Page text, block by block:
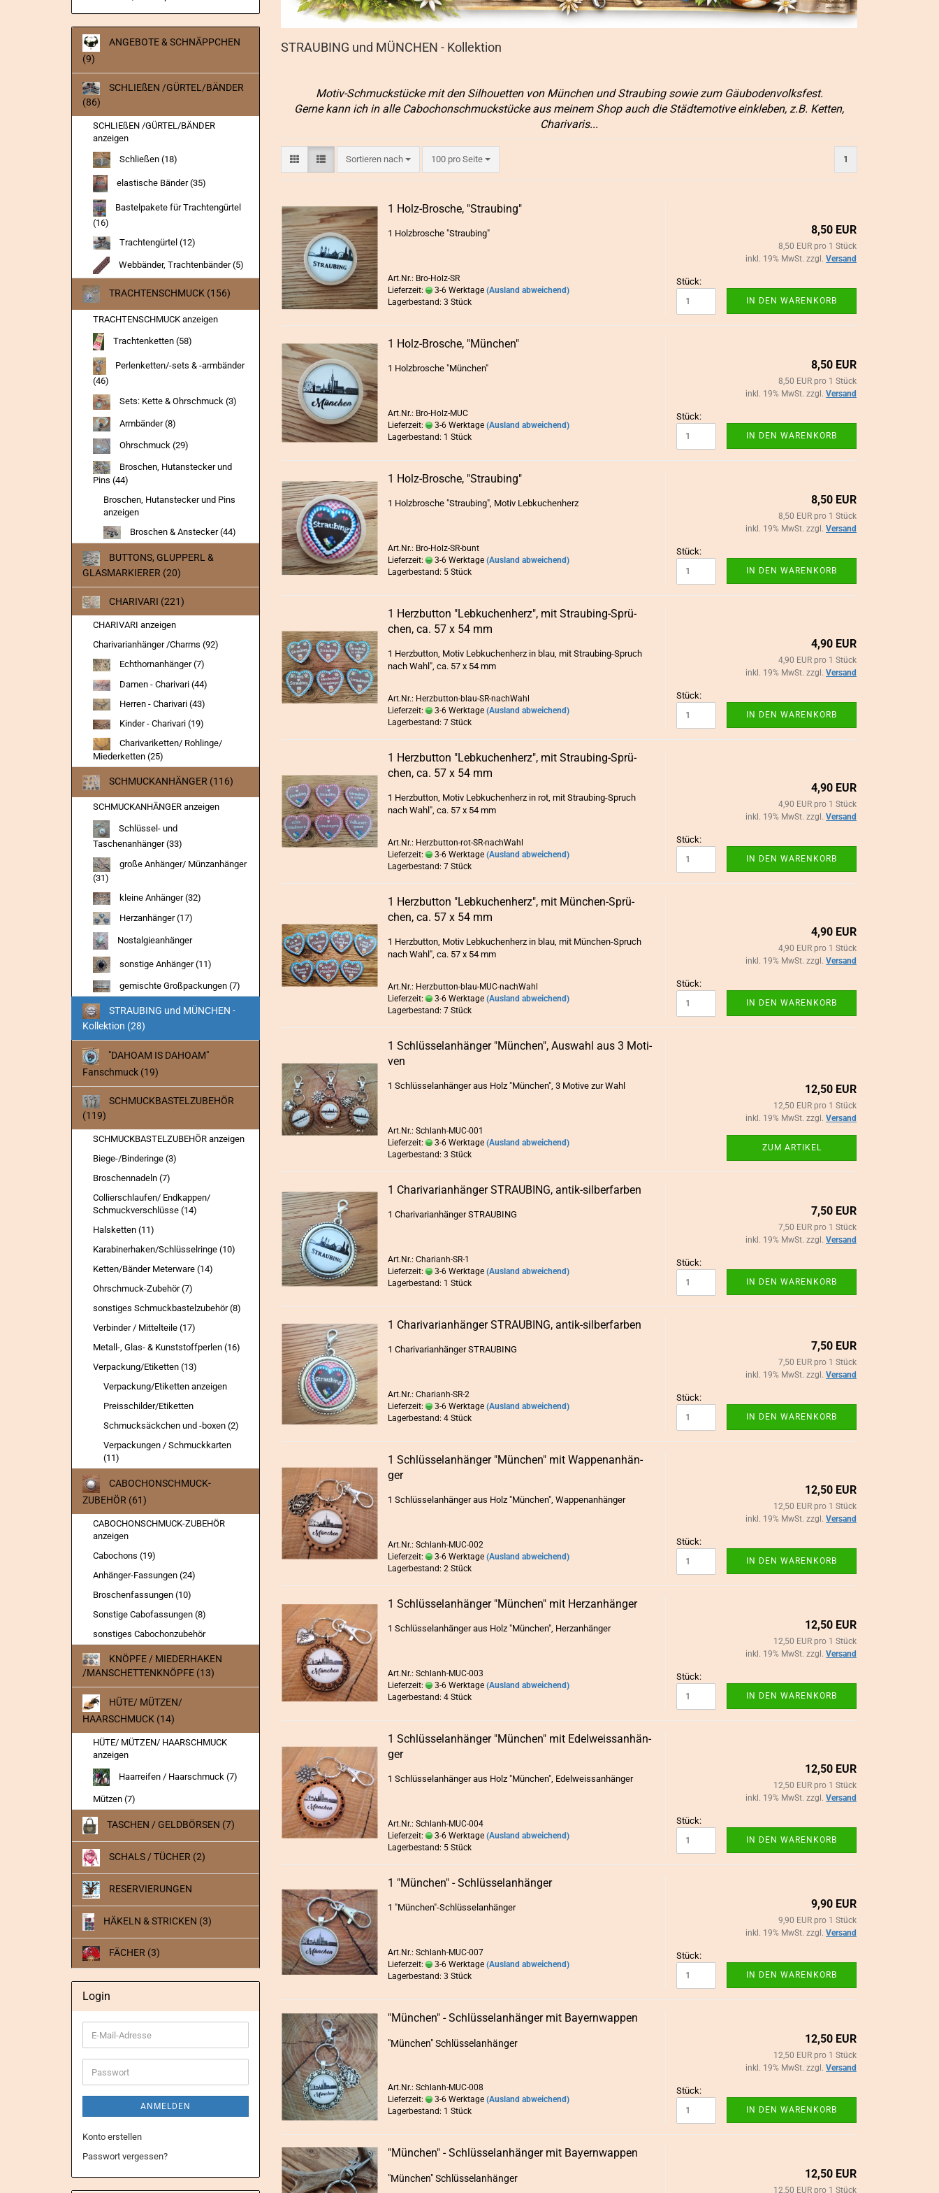
Broschennadeln
Collierschlaufen/ Endkappen/
Karabinerhaken/Schlüsselringe
Metall-, Glas- & Kunststoffperlen
Verpackung/Etiketten
HÜTE/ MÜTZEN/ HAARSCHMUCK
STRAUBING und MÜNCHEN - Kollektion
Motiv-Schmuckstücke mit den Silhouetten von München und Straubing sowie zum Gäubodenvolksfest.
Gerne kann ich in alle Cabochonschmuckstücke aus meinem Shop auch die Städtemotive einkleben, z.B. Ketten,
Charivaris...
Sortieren nach
Sortieren nach 100 pro Seite
pro Seite 1
1 Holz-​Bro­sche, "Strau­bing"
1 Holz­bro­sche "Strau­bing"
Art.Nr.: Bro-Holz-SR
Lieferzeit:
3-6 Werktage (Ausland abweichend)
Lagerbestand: 3 Stück
8,50 EUR
8,50 EUR pro 1 Stück
inkl. 19% MwSt. zzgl. Versand
Stück:
IN DEN WARENKORB
1 Holz-​Bro­sche, "Mün­chen"
1 Holz­bro­sche "Mün­chen"
Art.Nr.: Bro-Holz-MUC
Lieferzeit:
3-6 Werktage (Ausland abweichend)
Lagerbestand: 1 Stück
8,50 EUR
8,50 EUR pro 1 Stück
inkl. 19% MwSt. zzgl. Versand
Stück:
IN DEN WARENKORB
1 Holz-​Bro­sche, "Strau­bing"
1 Holz­bro­sche "Strau­bing", Motiv Leb­ku­chen­herz
Art.Nr.: Bro-Holz-SR-bunt
Lieferzeit:
3-6 Werktage (Ausland abweichend)
Lagerbestand: 5 Stück
8,50 EUR
8,50 EUR pro 1 Stück
inkl. 19% MwSt. zzgl. Versand
Stück:
IN DEN WARENKORB
1 Herz­but­ton "Leb­ku­chen­herz", mit Straubing-​​Sprü­
chen, ca. 57 x 54 mm
1 Herz­but­ton, Motiv Leb­ku­chen­herz in blau, mit Straubing-​Spruch
nach Wahl", ca. 57 x 54 mm
Art.Nr.: Herzbutton-blau-SR-nachWahl
Lieferzeit:
3-6 Werktage (Ausland abweichend)
Lagerbestand: 7 Stück
4,90 EUR
4,90 EUR pro 1 Stück
inkl. 19% MwSt. zzgl. Versand
Stück:
IN DEN WARENKORB
1 Herz­but­ton "Leb­ku­chen­herz", mit Straubing-​​Sprü­
chen, ca. 57 x 54 mm
1 Herz­but­ton, Motiv Leb­ku­chen­herz in rot, mit Straubing-​Spruch
nach Wahl", ca. 57 x 54 mm
Art.Nr.: Herzbutton-rot-SR-nachWahl
Lieferzeit:
3-6 Werktage (Ausland abweichend)
Lagerbestand: 7 Stück
4,90 EUR
4,90 EUR pro 1 Stück
inkl. 19% MwSt. zzgl. Versand
Stück:
IN DEN WARENKORB
1 Herz­but­ton "Leb­ku­chen­herz", mit München-​​Sprü­
chen, ca. 57 x 54 mm
1 Herz­but­ton, Motiv Leb­ku­chen­herz in blau, mit München-​Spruch
nach Wahl", ca. 57 x 54 mm
Art.Nr.: Herzbutton-blau-MUC-nachWahl
Lieferzeit:
3-6 Werktage (Ausland abweichend)
Lagerbestand: 7 Stück
4,90 EUR
4,90 EUR pro 1 Stück
inkl. 19% MwSt. zzgl. Versand
Stück:
IN DEN WARENKORB
1 Schlüs­sel­an­hän­ger "Mün­chen", Aus­wahl aus 3 Mo­ti­
ven
1 Schlüs­sel­an­hän­ger aus Holz "Mün­chen", 3 Mo­ti­ve zur Wahl
Art.Nr.: Schlanh-MUC-001
Lieferzeit:
3-6 Werktage (Ausland abweichend)
Lagerbestand: 3 Stück
12,50 EUR
12,50 EUR pro 1 Stück
inkl. 19% MwSt. zzgl. Versand
ZUM ARTIKEL
1 Cha­ri­va­ri­an­hän­ger STRAU­BING, antik-​​sil­ber­far­ben
1 Cha­ri­va­ri­an­hän­ger STRAU­BING
Art.Nr.: Charianh-SR-1
Lieferzeit:
3-6 Werktage (Ausland abweichend)
Lagerbestand: 1 Stück
7,50 EUR
7,50 EUR pro 1 Stück
inkl. 19% MwSt. zzgl. Versand
Stück:
IN DEN WARENKORB
1 Cha­ri­va­ri­an­hän­ger STRAU­BING, antik-​​sil­ber­far­ben
1 Cha­ri­va­ri­an­hän­ger STRAU­BING
Art.Nr.: Charianh-SR-2
Lieferzeit:
3-6 Werktage (Ausland abweichend)
Lagerbestand: 4 Stück
7,50 EUR
7,50 EUR pro 1 Stück
inkl. 19% MwSt. zzgl. Versand
Stück:
IN DEN WARENKORB
1 Schlüs­sel­an­hän­ger "Mün­chen" mit Wap­pen­an­hän­
ger
1 Schlüs­sel­an­hän­ger aus Holz "Mün­chen", Wap­pen­an­hän­ger
Art.Nr.: Schlanh-MUC-002
Lieferzeit:
3-6 Werktage (Ausland abweichend)
Lagerbestand: 2 Stück
12,50 EUR
12,50 EUR pro 1 Stück
inkl. 19% MwSt. zzgl. Versand
Stück:
IN DEN WARENKORB
1 Schlüs­sel­an­hän­ger "Mün­chen" mit Herz­an­hän­ger
1 Schlüs­sel­an­hän­ger aus Holz "Mün­chen", Herz­an­hän­ger
Art.Nr.: Schlanh-MUC-003
Lieferzeit:
3-6 Werktage (Ausland abweichend)
Lagerbestand: 4 Stück
12,50 EUR
12,50 EUR pro 1 Stück
inkl. 19% MwSt. zzgl. Versand
Stück:
IN DEN WARENKORB
1 Schlüs­sel­an­hän­ger "Mün­chen" mit Edel­weis­s­an­hän­
ger
1 Schlüs­sel­an­hän­ger aus Holz "Mün­chen", Edel­weis­s­an­hän­ger
Art.Nr.: Schlanh-MUC-004
Lieferzeit:
3-6 Werktage (Ausland abweichend)
Lagerbestand: 5 Stück
12,50 EUR
12,50 EUR pro 1 Stück
inkl. 19% MwSt. zzgl. Versand
Stück:
IN DEN WARENKORB
1 "Mün­chen" - Schlüs­sel­an­hän­ger
1 "Mün­chen"-​Schlüsselanhänger
Art.Nr.: Schlanh-MUC-007
Lieferzeit:
3-6 Werktage (Ausland abweichend)
Lagerbestand: 3 Stück
9,90 EUR
9,90 EUR pro 1 Stück
inkl. 19% MwSt. zzgl. Versand
Stück:
IN DEN WARENKORB
"Mün­chen" - Schlüs­sel­an­hän­ger mit Bay­ern­wap­pen
"Mün­chen" Schlüs­sel­an­hän­ger
Art.Nr.: Schlanh-MUC-008
Lieferzeit:
3-6 Werktage (Ausland abweichend)
Lagerbestand: 1 Stück
12,50 EUR
12,50 EUR pro 1 Stück
inkl. 19% MwSt. zzgl. Versand
Stück:
IN DEN WARENKORB
"Mün­chen" - Schlüs­sel­an­hän­ger mit Bay­ern­wap­pen
"Mün­chen" Schlüs­sel­an­hän­ger 12,50 EUR
12,50 EUR pro 1 Stück
ANGEBOTE & SCHNÄPPCHEN
(9)
SCHLIEßEN /GÜRTEL/BÄNDER
(86)
SCHLIEßEN /GÜRTEL/BÄNDER
anzeigen
Schließen (18)
elastische Bänder (35)
Bastelpakete für Trachtengürtel
(16)
Trachtengürtel (12)
Webbänder, Trachtenbänder (5)
TRACHTENSCHMUCK (156)
TRACHTENSCHMUCK anzeigen
Trachtenketten (58)
Perlenketten/-sets & -armbänder
(46)
Sets: Kette & Ohrschmuck (3)
Armbänder (8)
Ohrschmuck (29)
Broschen, Hutanstecker und
Pins (44)
Broschen, Hutanstecker und Pins
anzeigen
Broschen & Anstecker (44)
BUTTONS, GLUPPERL &
GLASMARKIERER (20)
CHARIVARI (221)
CHARIVARI anzeigen
Charivarianhänger /Charms (92)
Echthornanhänger (7)
Damen - Charivari (44)
Herren - Charivari (43)
Kinder - Charivari (19)
Charivariketten/ Rohlinge/
Miederketten (25)
SCHMUCKANHÄNGER (116)
SCHMUCKANHÄNGER anzeigen
Schlüssel- und
Taschenanhänger (33)
große Anhänger/ Münzanhänger
(31)
kleine Anhänger (32)
Herzanhänger (17)
Nostalgieanhänger
sonstige Anhänger (11)
gemischte Großpackungen (7)
STRAUBING und MÜNCHEN -
Kollektion (28)
"DAHOAM IS DAHOAM"
Fanschmuck (19)
SCHMUCKBASTELZUBEHÖR
(119)
SCHMUCKBASTELZUBEHÖR anzeigen
Biege-/Binderinge (3)
Broschennadeln (7)
Collierschlaufen/ Endkappen/
Schmuckverschlüsse (14)
Halsketten (11)
Karabinerhaken/Schlüsselringe (10)
Ketten/Bänder Meterware (14)
Ohrschmuck-Zubehör (7)
sonstiges Schmuckbastelzubehör (8)
Verbinder / Mittelteile (17)
Metall-, Glas- & Kunststoffperlen (16)
Verpackung/Etiketten (13)
Verpackung/Etiketten anzeigen
Preisschilder/Etiketten
Schmucksäckchen und -boxen (2)
Verpackungen / Schmuckkarten
(11)
CABOCHONSCHMUCK-
ZUBEHÖR (61)
CABOCHONSCHMUCK-ZUBEHÖR
anzeigen
Cabochons (19)
Anhänger-Fassungen (24)
Broschenfassungen (10)
Sonstige Cabofassungen (8)
sonstiges Cabochonzubehör
KNÖPFE / MIEDERHAKEN
/MANSCHETTENKNÖPFE (13)
HÜTE/ MÜTZEN/
HAARSCHMUCK (14)
HÜTE/ MÜTZEN/ HAARSCHMUCK
anzeigen
Haarreifen / Haarschmuck (7)
Mützen (7)
TASCHEN / GELDBÖRSEN (7)
SCHALS / TÜCHER (2)
RESERVIERUNGEN
HÄKELN & STRICKEN (3)
FÄCHER (3)
Login
E-
Mail-
Adresse
Passwort
ANMELDEN
Konto erstellen
Passwort vergessen?